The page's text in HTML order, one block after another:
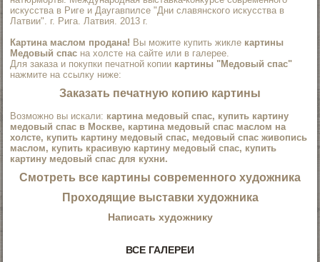
искусства в Риге и Даугавпилсе "Дни славянского искусства в
Латвии". г. Рига. Латвия. 2013 г.
Картина маслом продана! Вы можите купить жикле картины
Медовый спас на холсте на сайте или в галерее.
Для заказа и покупки печатной копии картины "Медовый спас"
нажмите на ссылку ниже:
Заказать печатную копию картины
Возможно вы искали: картина медовый спас, купить картину
медовый спас в Москве, картина медовый спас маслом на
холсте, купить картину медовый спас, медовый спас живопись
маслом, купить красивую картину медовый спас, купить
картину медовый спас для кухни.
Смотреть все картины современного художника
Проходящие выставки художника
Написать художнику
ВСЕ ГАЛЕРЕИ